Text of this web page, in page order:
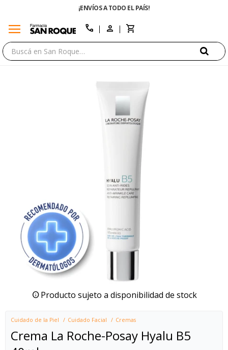
¡ENVÍOS A TODO EL PAÍS!
menu call
Producto sujeto a disponibilidad de stock
Cuidado de la Piel Cuidado Facial Cremas
Crema La Roche-Posay Hyalu B5
close